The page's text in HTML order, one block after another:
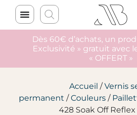
Dès 60€ d’achats, un
Exclusivité » gratuit avec
« OFFERT »
Accueil /Vernis
permanent /Couleurs/
428 Soak Off